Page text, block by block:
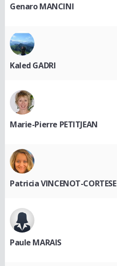
Genaro MANCINI
Kaled GADRI
Marie-Pierre PETITJEAN
Patricia VINCENOT-CORTESE
Paule MARAIS